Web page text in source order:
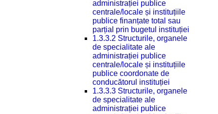
administrației publice
centrale/locale și instituțiile
publice finanțate total sau
parțial prin bugetul instituției
1.3.3.2 Structurile, organele
de specialitate ale
administrației publice
centrale/locale și instituțiile
publice coordonate de
conducătorul instituției
1.3.3.3 Structurile, organele
de specialitate ale
administrației publice